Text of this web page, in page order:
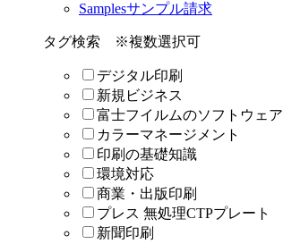
Samplesサンプル請求
タグ検索 ※複数選択可
デジタル印刷
新規ビジネス
富士フイルムのソフトウェア
カラーマネージメント
印刷の基礎知識
環境対応
商業・出版印刷
プレス 無処理CTPプレート
新聞印刷